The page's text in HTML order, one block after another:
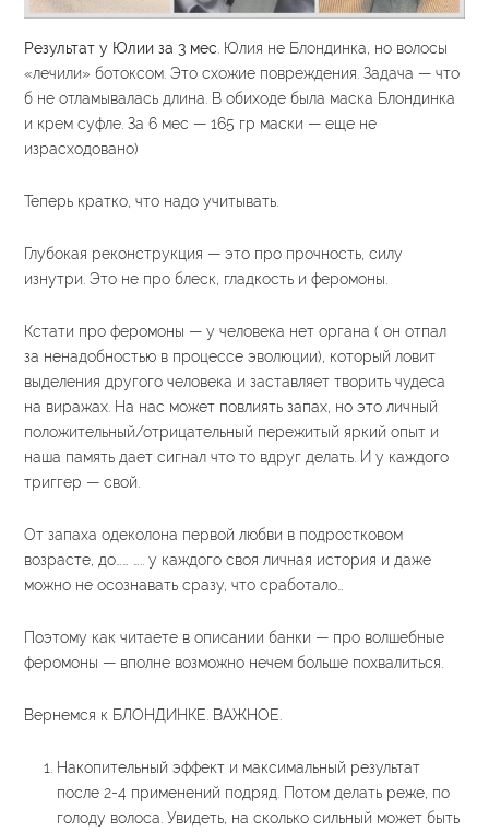
Результат у Юлии за 3 мес . Юлия не Блондинка, но волосы
«лечили» ботоксом. Это схожие повреждения. Задача — что
б не отламывалась длина. В обиходе была маска Блондинка
и крем суфле. За 6 мес — 165 гр маски — еще не
израсходовано)
Теперь кратко, что надо учитывать.
Глубокая реконструкция — это про прочность, силу
изнутри. Это не про блеск, гладкость и феромоны.
Кстати про феромоны — у человека нет органа ( он отпал
за ненадобностью в процессе эволюции), который ловит
выделения другого человека и заставляет творить чудеса
на виражах. На нас может повлиять запах, но это личный
положительный/отрицательный пережитый яркий опыт и
наша память дает сигнал что то вдруг делать. И у каждого
триггер — свой.
От запаха одеколона первой любви в подростковом
возрасте, до…… ….. у каждого своя личная история и даже
можно не осознавать сразу, что сработало…
Поэтому как читаете в описании банки — про волшебные
феромоны — вполне возможно нечем больше похвалиться.
Вернемся к БЛОНДИНКЕ. ВАЖНОЕ.
Накопительный эффект и максимальный результат
после 2-4 применений подряд. Потом делать реже, по
голоду волоса. Увидеть, на сколько сильный может быть